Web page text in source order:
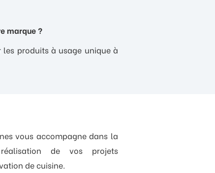
marque ?
produits à usage unique à
vous accompagne dans la
de vos projets
de cuisine.